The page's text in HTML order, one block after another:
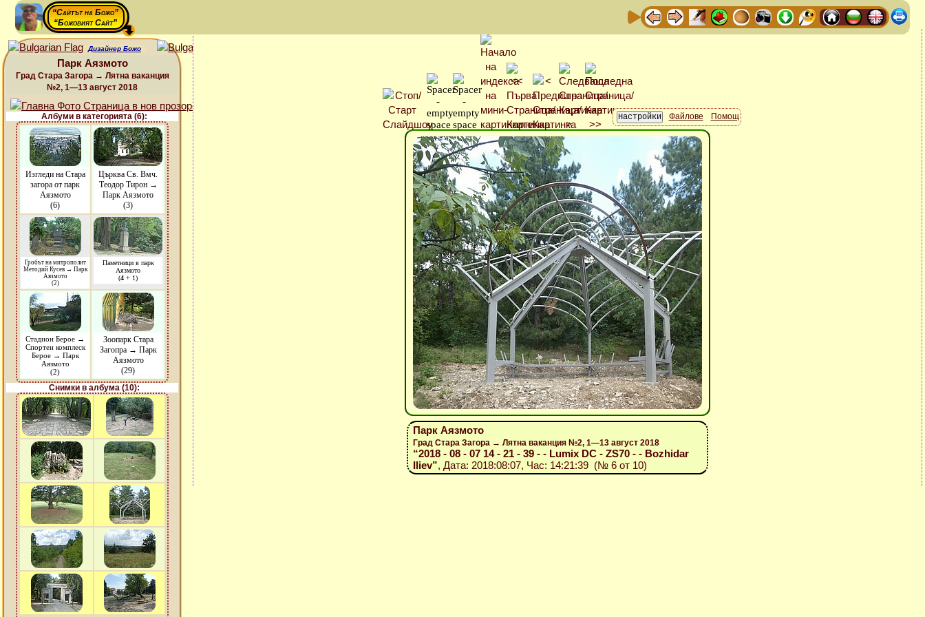
“Сайтът на Божо”
“Божовият Сайт”
Дизайнер Божо
Парк Аязмото
Град Стара Загора → Лятна ваканция
№2, 1—13 август 2018
Албуми в категорията (6):
Изгледи на Стара
загора от парк
Аязмото
(6)
Църква Св. Вмч.
Теодор Тирон →
Парк Аязмото
(3)
Гробът на митрополит
Методий Кусев → Парк
Аязмото
(2)
Паметници в парк
Аязмото
(4 + 1)
Стадион Берое →
Спортен комплеск
Берое → Парк
Аязмото
(2)
Зоопарк Стара
Загопра → Парк
Аязмото
(29)
Снимки в албума (10):
Файлове Помощ
Парк Аязмото
Град Стара Загора → Лятна ваканция №2, 1—13 август 2018
“2018 - 08 - 07 14 - 21 - 39 - - Lumix DC - ZS70 - - Bozhidar
Iliev”, Дата: 2018:08:07, Час: 14:21:39 (№ 6 от 10)